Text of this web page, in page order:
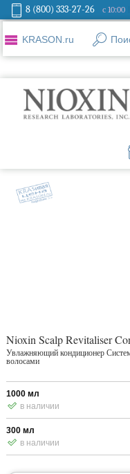
8 (800) 333-27-26 с 10:00
KRASON.ru
Nioxin Scalp Revitaliser
Увлажняющий кондиционер
волосами
1000 мл
в наличии
300 мл
в наличии